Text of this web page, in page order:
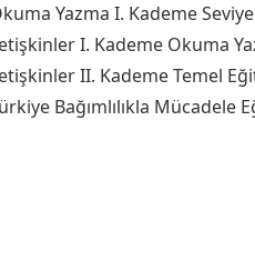
Yazma I. Kademe Seviye
I. Kademe Okuma
II. Kademe Temel
Bağımlılıkla Mücadele